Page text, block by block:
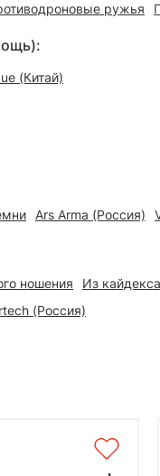
ружья
(Китай)
Ars Arma (Россия)
ношения Из
(Россия)